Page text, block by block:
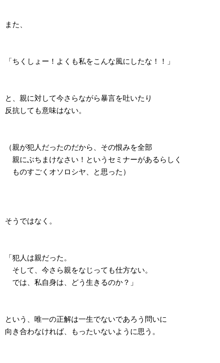
また、
「ちくしょー！よくも私をこんな風にしたな！！」
と、親に対して今さらながら暴言を吐いたり
反抗しても意味はない。
（親が犯人だったのだから、その恨みを全部
親にぶちまけなさい！というセミナーがあるらしく
ものすごくオソロシヤ、と思った）
そうではなく。
「犯人は親だった。
そして、今さら親をなじっても仕方ない。
では、私自身は、どう生きるのか？」
という、唯一の正解は一生でないであろう問いに
向き合わなければ、もったいないように思う。